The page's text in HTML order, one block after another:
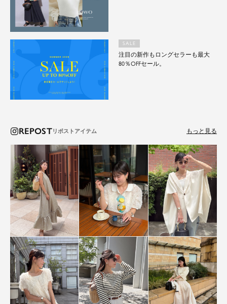
SALE
注目の新作もロングセラーも最大
80％OFFセール。
REPOST もっと見る